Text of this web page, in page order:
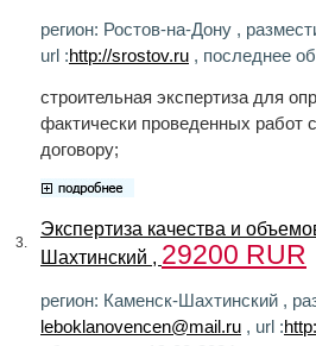
регион: Ростов-на-Дону ,
url :http://srostov.ru , последнее
строительная экспертиза для
фактически проведенных работ
договору;
3.
Экспертиза качества и
Шахтинский , 29200 RUR
регион: Каменск-Шахтинский ,
leboklanovencen@mail.ru , url :